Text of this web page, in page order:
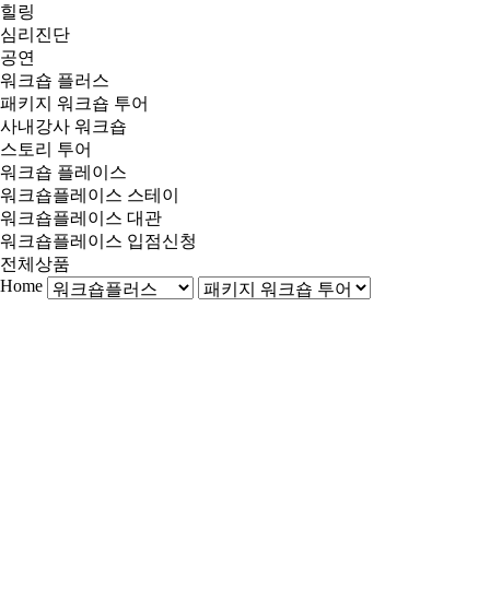
힐링
심리진단
공연
워크숍 플러스
패키지 워크숍 투어
사내강사 워크숍
스토리 투어
워크숍 플레이스
워크숍플레이스 스테이
워크숍플레이스 대관
워크숍플레이스 입점신청
전체상품
Home